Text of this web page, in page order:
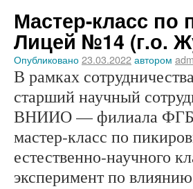
Мастер-класс по
Лицей №14 (г.о.
Опубликовано23.03.2022автором
В рамках
старший научный
ВНИИО — филиала
мастер-класс по
естественно-научного
эксперимент по